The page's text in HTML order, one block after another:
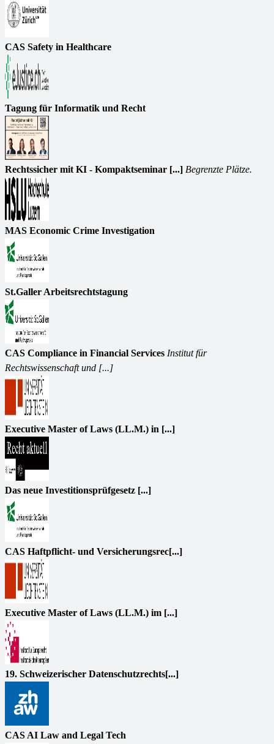
CAS Safety in Healthcare
Tagung für Informatik und Recht
Rechtssicher mit KI - Kompaktseminar [...] Begrenzte Plätze.
MAS Economic Crime Investigation
St.Galler Arbeitsrechtstagung
CAS Compliance in Financial Services Institut für
Rechtswissenschaft und [...]
Executive Master of Laws (LL.M.) in [...]
Das neue Investitionsprüfgesetz [...]
CAS Haftpflicht- und Versicherungsrec[...]
Executive Master of Laws (LL.M.) im [...]
19. Schweizerischer Datenschutzrechts[...]
CAS AI Law and Legal Tech